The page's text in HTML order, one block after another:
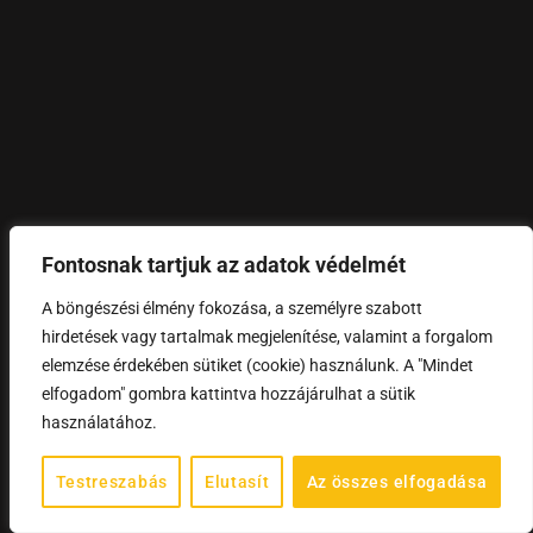
Fontosnak tartjuk az adatok védelmét
A böngészési élmény fokozása, a személyre szabott
hirdetések vagy tartalmak megjelenítése, valamint a forgalom
elemzése érdekében sütiket (cookie) használunk. A "Mindet
elfogadom" gombra kattintva hozzájárulhat a sütik
használatához.
Testreszabás Elutasít Az összes elfogadása